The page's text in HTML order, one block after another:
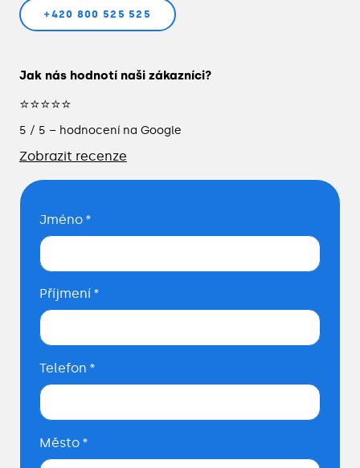
+420 800 525 525
Jak nás hodnotí naši zákazníci?
⭐⭐⭐⭐⭐
5 / 5 – hodnocení na Google
Zobrazit recenze
Jméno *
Příjmení *
Telefon *
Město *